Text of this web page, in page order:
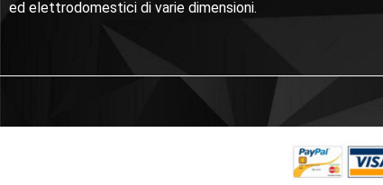
ed elettrodomestici di varie dimensioni.